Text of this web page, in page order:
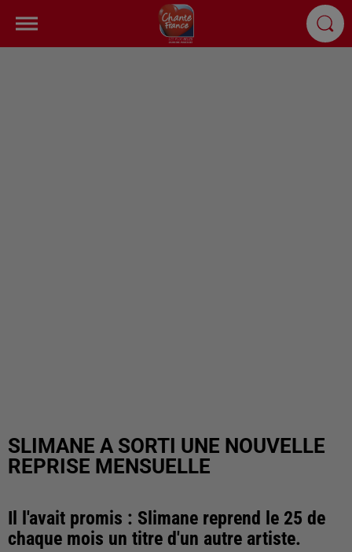
SLIMANE A SORTI UNE NOUVELLE
REPRISE MENSUELLE
Il l'avait promis : Slimane reprend le 25 de
chaque mois un titre d'un autre artiste.